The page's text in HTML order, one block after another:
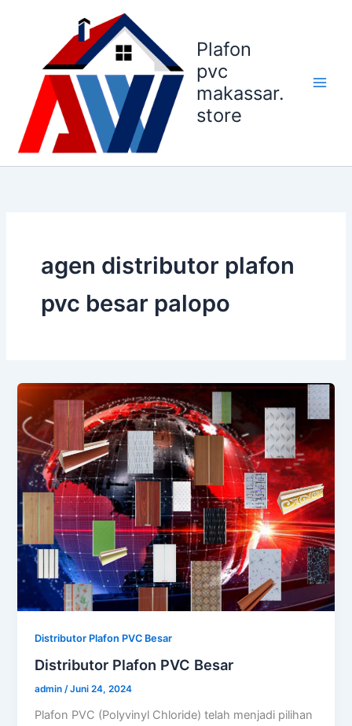
Plafon
pvc
makassar.
store
agen distributor plafon
pvc besar palopo
Distributor Plafon PVC Besar
Distributor Plafon PVC Besar
admin/Juni 24, 2024
Plafon PVC (Polyvinyl Chloride) telah menjadi pilihan